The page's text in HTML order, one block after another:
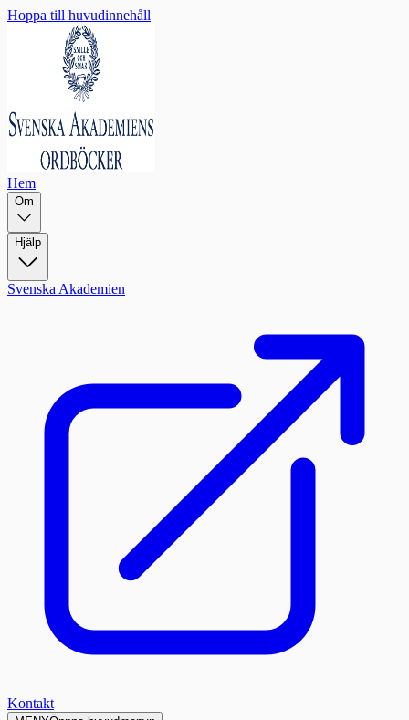
Hoppa till huvudinnehåll
Hem
Om
Hjälp
Svenska Akademien
Kontakt